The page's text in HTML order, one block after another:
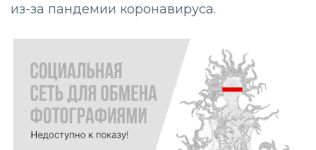
из-за пандемии коронавируса.